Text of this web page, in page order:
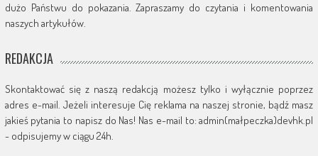
dużo Państwu do pokazania. Zapraszamy do czytania i komentowania
naszych artykułów.
REDAKCJA
Skontaktować się z naszą redakcją możesz tylko i wyłącznie poprzez
adres e-mail. Jeżeli interesuje Cię reklama na naszej stronie, bądź masz
jakieś pytania to napisz do Nas! Nas e-mail to: admin(małpeczka)devhk.pl
- odpisujemy w ciągu 24h.